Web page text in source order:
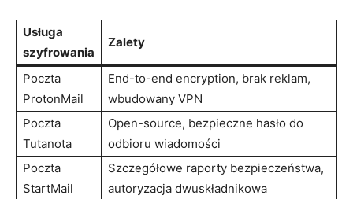
Usługa
szyfrowania
Zalety
Poczta
ProtonMail
End-to-end encryption, brak reklam,
wbudowany VPN
Poczta
Tutanota
Open-source, bezpieczne hasło do
odbioru wiadomości
Poczta
StartMail
Szczegółowe raporty bezpieczeństwa,
autoryzacja dwuskładnikowa